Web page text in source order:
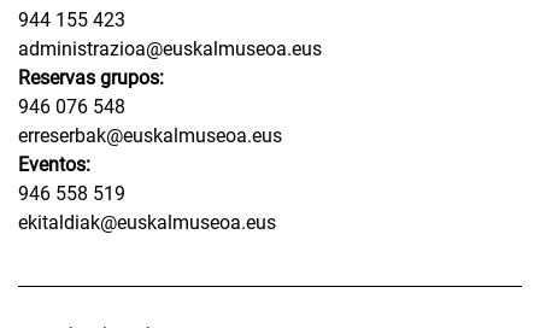
944 155 423
administrazioa@euskalmuseoa.eus
Reservas grupos:
946 076 548
erreserbak@euskalmuseoa.eus
Eventos:
946 558 519
ekitaldiak@euskalmuseoa.eus